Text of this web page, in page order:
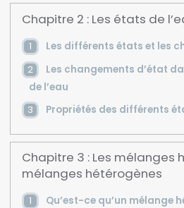
Chapitre 2 : Les états de
Les différents états et les
Les changements d’état
de l’eau
Propriétés des différents
Chapitre 3 : Les mélanges
mélanges hétérogènes
Qu’est-ce qu’un mélange